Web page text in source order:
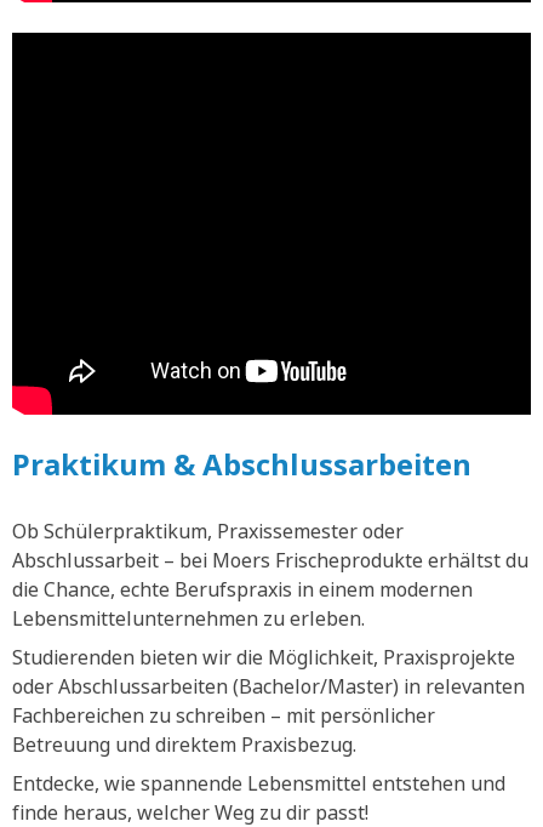
Praktikum & Abschlussarbeiten
Ob Schülerpraktikum, Praxissemester oder
Abschlussarbeit – bei Moers Frischeprodukte erhältst du
die Chance, echte Berufspraxis in einem modernen
Lebensmittelunternehmen zu erleben.
Studierenden bieten wir die Möglichkeit, Praxisprojekte
oder Abschlussarbeiten (Bachelor/Master) in relevanten
Fachbereichen zu schreiben – mit persönlicher
Betreuung und direktem Praxisbezug.
Entdecke, wie spannende Lebensmittel entstehen und
finde heraus, welcher Weg zu dir passt!